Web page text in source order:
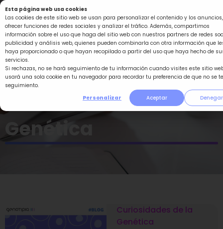
Esta página web usa cookies
Las cookies de este sitio web se usan para personalizar el contenido y los anuncios,
ofrecer funciones de redes sociales y analizar el tráfico. Además, compartimos
información sobre el uso que haga del sitio web con nuestros partners de redes
publicidad y análisis web, quienes pueden combinarla con otra información que
haya proporcionado o que hayan recopilado a partir del uso que haya hecho de
servicios.
Si rechazas, no se hará seguimiento de tu información cuando visites este sitio
usará una sola cookie en tu navegador para recordar tu preferencia de que no se
seguimiento.
Personalizar
Aceptar Denegar
Ir
al
contenido
Curiosidades de la
Genética
Curiosidades de la
Genética
PáginaPágina PáginaPáginaPágina